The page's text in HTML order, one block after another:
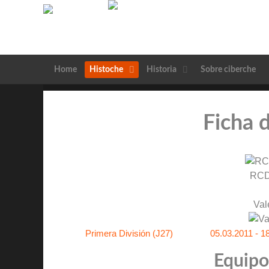
Home Histoche Historia Sobre ciberche
Ficha
Primera División (J27) 05.03.2011 -